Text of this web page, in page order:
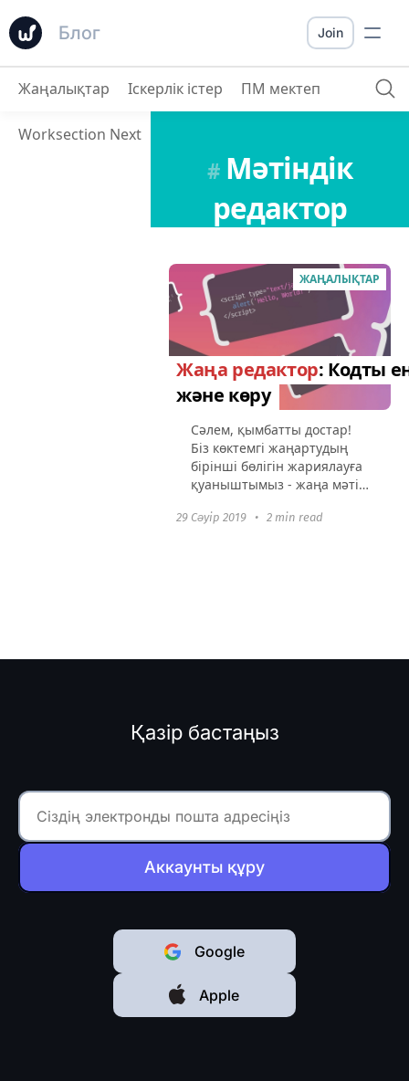
Блог Join
Жаңалықтар Іскерлік істер ПМ мектеп
Worksection Next
#Мәтіндік
редактор
ЖАҢАЛЫҚТАР
Жаңа редактор: Кодты
және көру
Сәлем, қымбатты достар!
Біз көктемгі жаңартудың
бірінші бөлігін жариялауға
қуаныштымыз - жаңа мәтін
разметкамен. Жаңа мәтін
29 Сәуір 2019 • 2 min read
Қазір бастаңыз
Аккаунты құру
Google
Apple